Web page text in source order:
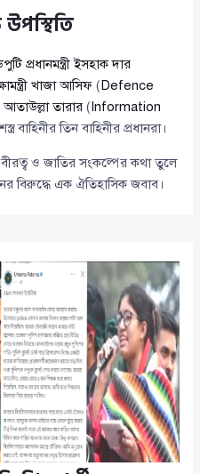
প্রধানমন্ত্রী ইসহাক দার
খাজা আসিফ ( Defence
আতাউল্লা তারার ( Information
বাহিনীর তিন বাহিনীর প্রধানরা।
বীরত্ব ও জাতির সংকল্পের কথা তুলে
বিরুদ্ধে এক ঐতিহাসিক জবাব।